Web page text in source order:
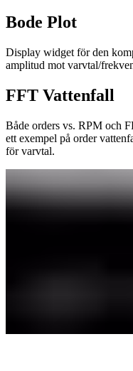
Bode Plot
Display widget för den
amplitud mot varvtal/
FFT Vattenfall
Både orders vs. RPM och
ett exempel på order
för varvtal.